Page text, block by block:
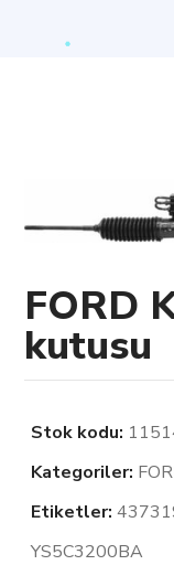
FORD
kutusu
Stok kodu:
Kategoriler:
Etiketler:
YS5C3200BA